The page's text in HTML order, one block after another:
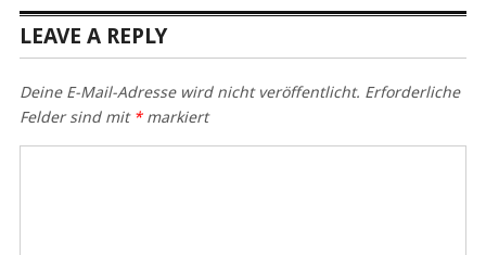
LEAVE A REPLY
Deine E-Mail-Adresse wird nicht veröffentlicht. Erforderliche
Felder sind mit *markiert